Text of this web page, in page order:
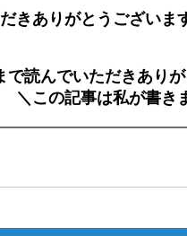
きありがとうございま
で読んでいただきありが
＼この記事は私が書き